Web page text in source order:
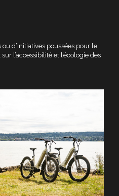
ou d’initiatives poussées pour le
sur l’accessibilité et l’écologie des